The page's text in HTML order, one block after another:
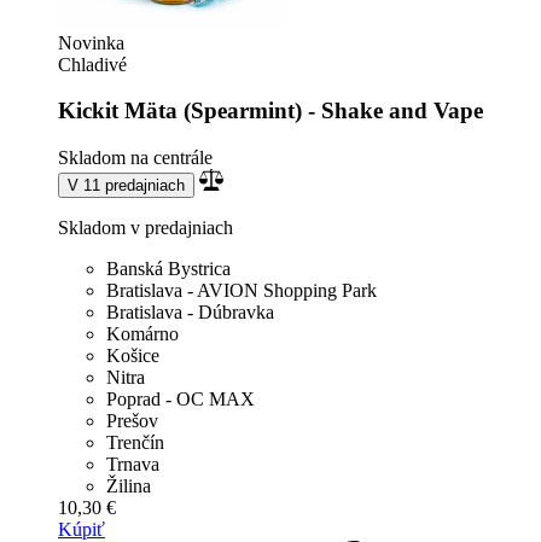
Novinka
Chladivé
Kickit Mäta (Spearmint) - Shake and Vape
Skladom na centrále
V 11 predajniach
Skladom v predajniach
Banská Bystrica
Bratislava - AVION Shopping Park
Bratislava - Dúbravka
Komárno
Košice
Nitra
Poprad - OC MAX
Prešov
Trenčín
Trnava
Žilina
10,30 €
Kúpiť